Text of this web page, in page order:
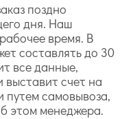
поздно
дня. Наш
время. В
составлять до 30
все данные,
выставит счет на
путем самовывоза,
этом менеджера.